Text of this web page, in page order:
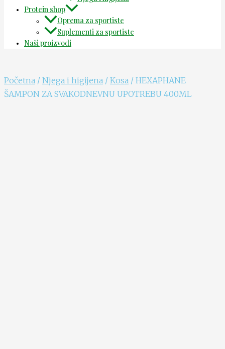
Protein shop
Oprema za sportiste
Suplementi za sportiste
Naši proizvodi
Početna / Njega i higijena / Kosa / HEXAPHANE
ŠAMPON ZA SVAKODNEVNU UPOTREBU 400ML